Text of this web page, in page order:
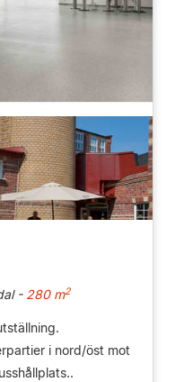
-280 m2
i nord/öst mot